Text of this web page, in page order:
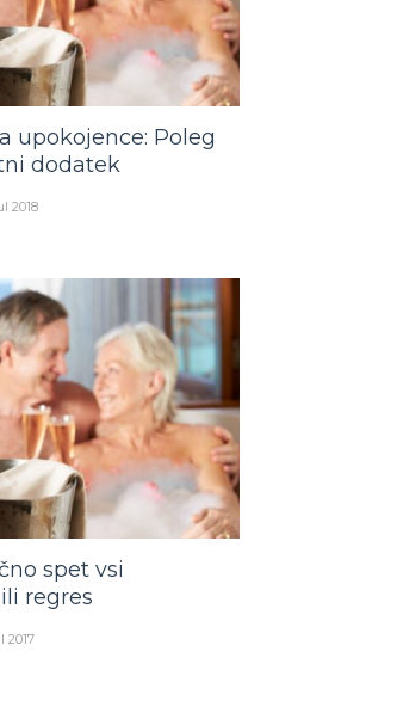
upokojence: Poleg
dodatek
2018
spet vsi
regres
2017